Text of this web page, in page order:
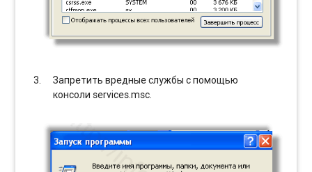
Запретить вредные службы с помощью
консоли services.msc.